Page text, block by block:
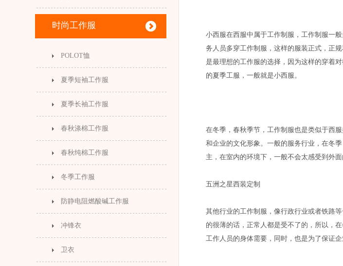
时尚工作服
POLOT恤
夏季短袖工作服
夏季长袖工作服
春秋涤棉工作服
春秋纯棉工作服
冬季工作服
防静电阻燃酸碱工作服
冲锋衣
卫衣
小西服在西服中属于工作制服，工作制服一
务人员多穿工作制服，这样的服装正式，正
是最理想的工作服的选择，因为这样的穿着
的夏季工服，一般就是小西服。
在冬季，春秋季节，工作制服也是类似于西
和企业的文化形象。一般的服务行业，在冬
主，在室内的环境下，一般不会太感受到外
五洲之星西装定制
其他行业的工作制服，像行政行业或者铁路
的很薄的话，正常人都是受不了的，所以，
工作人员的身体需要，同时，也是为了保证企